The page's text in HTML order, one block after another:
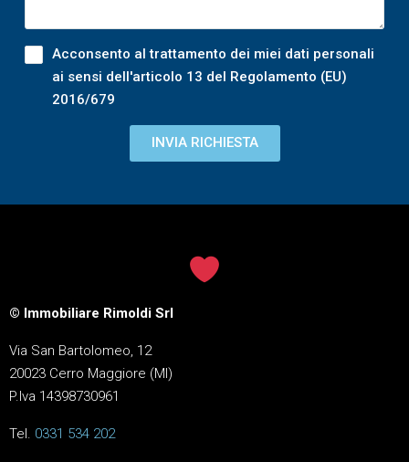
Acconsento al trattamento dei miei dati personali
ai sensi dell'articolo 13 del Regolamento (EU)
2016/679
INVIA RICHIESTA
© Immobiliare Rimoldi Srl
Via San Bartolomeo, 12
20023 Cerro Maggiore (MI)
P.Iva 14398730961
Tel. 0331 534 202